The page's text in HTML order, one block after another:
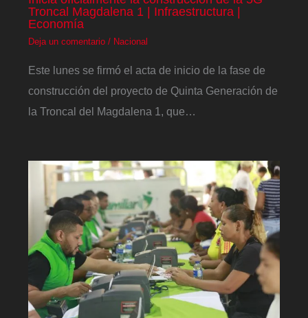
Troncal Magdalena 1 | Infraestructura |
Economía
Deja un comentario / Nacional
Este lunes se firmó el acta de inicio de la fase de
construcción del proyecto de Quinta Generación de
la Troncal del Magdalena 1, que…